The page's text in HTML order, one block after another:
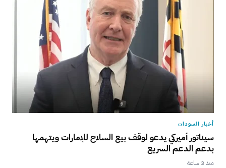
أخبار السودان
سيناتور أميركي يدعو لوقف بيع السلاح للإمارات ويتهمها
بدعم الدعم السريع
منذ 3 ساعة